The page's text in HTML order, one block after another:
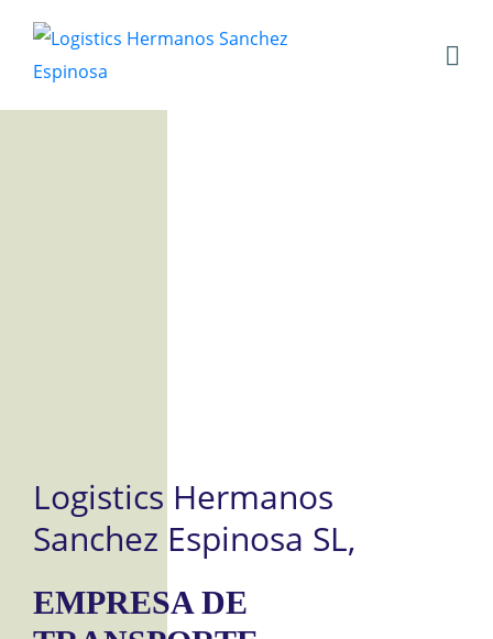
Logistics Hermanos
Sanchez Espinosa SL,
EMPRESA DE